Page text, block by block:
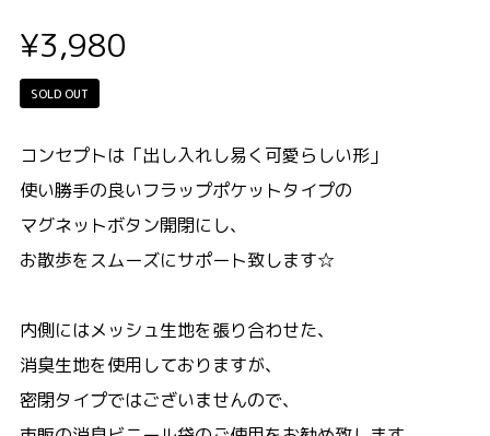
¥3,980
SOLD OUT
コンセプトは「出し入れし易く可愛らしい形」
使い勝手の良いフラップポケットタイプの
マグネットボタン開閉にし、
お散歩をスムーズにサポート致します☆
内側にはメッシュ生地を張り合わせた、
消臭生地を使用しておりますが、
密閉タイプではございませんので、